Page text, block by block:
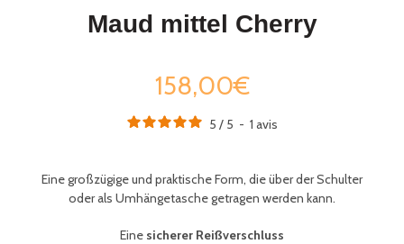
Maud mittel Cherry
158,00€
5 / 5 - 1 avis
Eine großzügige und praktische Form, die über der Schulter
oder als Umhängetasche getragen werden kann.
Eine sicherer Reißverschluss